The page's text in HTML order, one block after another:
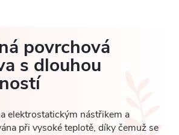
povrchová
s dlouhou
elektrostatickým nástřikem a
při vysoké teplotě, díky čemuž se